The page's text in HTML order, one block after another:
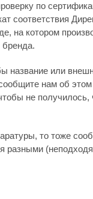
по
соответствия
на котором
бренда.
название или
нам об
не получилось,
то тоже
разными